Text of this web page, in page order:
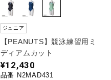
ジュニア
【PEANUTS】競泳練習用ミ
ディアムカット
¥12,430
品番 N2MAD431